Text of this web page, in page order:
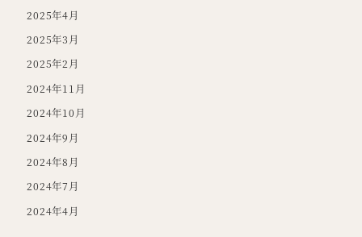
2025年4月
2025年3月
2025年2月
2024年11月
2024年10月
2024年9月
2024年8月
2024年7月
2024年4月